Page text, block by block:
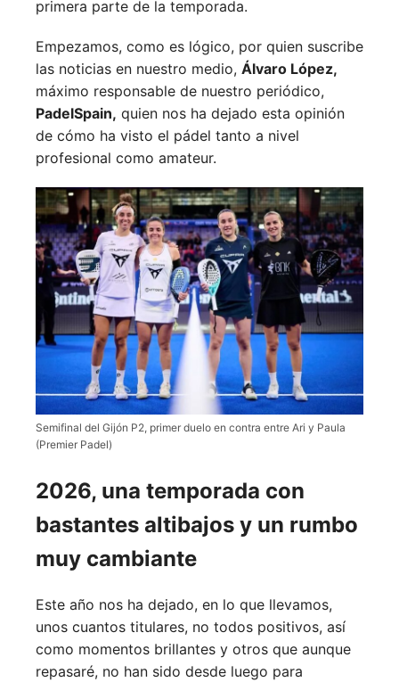
primera parte de la temporada.
Empezamos, como es lógico, por quien suscribe
las noticias en nuestro medio, Álvaro López,
máximo responsable de nuestro periódico,
PadelSpain, quien nos ha dejado esta opinión
de cómo ha visto el pádel tanto a nivel
profesional como amateur.
Semifinal del Gijón P2, primer duelo en contra entre Ari y Paula
(Premier Padel)
2026, una temporada con
bastantes altibajos y un rumbo
muy cambiante
Este año nos ha dejado, en lo que llevamos,
unos cuantos titulares, no todos positivos, así
como momentos brillantes y otros que aunque
repasaré, no han sido desde luego para